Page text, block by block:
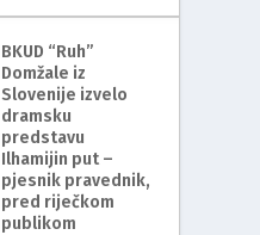
BKUD “Ruh”
Domžale iz
Slovenije izvelo
dramsku
predstavu
Ilhamijin put –
pjesnik pravednik,
pred riječkom
publikom